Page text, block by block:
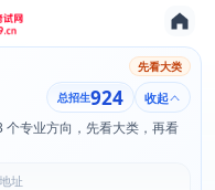
先看大类
总招生924 收起
个专业方向，先看大类，再看
址